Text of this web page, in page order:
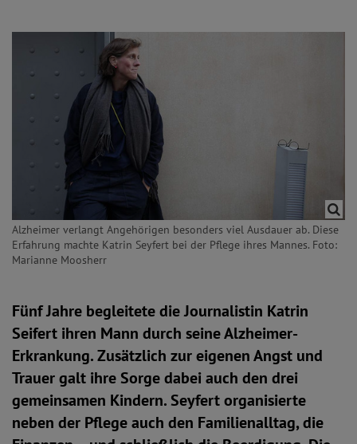
Alzheimer verlangt Angehörigen besonders viel Ausdauer ab. Diese
Erfahrung machte Katrin Seyfert bei der Pflege ihres Mannes. Foto:
Marianne Moosherr
Fünf Jahre begleitete die Journalistin Katrin
Seifert ihren Mann durch seine Alzheimer-
Erkrankung. Zusätzlich zur eigenen Angst und
Trauer galt ihre Sorge dabei auch den drei
gemeinsamen Kindern. Seyfert organisierte
neben der Pflege auch den Familienalltag, die